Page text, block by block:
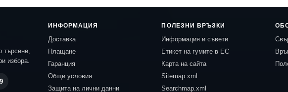
търсене,
избора.
ИНФОРМАЦИЯ
Доставка
Плащане
Гаранция
Общи условия
Защита на лични данни
ПОЛЕЗНИ ВРЪЗКИ
Информация и съвети
Етикет на гумите в ЕС
Карта на сайта
Sitemap.xml
Searchmap.xml